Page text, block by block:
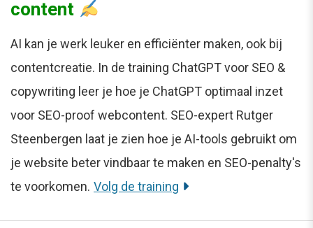
content
AI kan je werk leuker en efficiënter maken, ook bij
contentcreatie. In de training ChatGPT voor SEO &
copywriting leer je hoe je ChatGPT optimaal inzet
voor SEO-proof webcontent. SEO-expert Rutger
Steenbergen laat je zien hoe je AI-tools gebruikt om
je website beter vindbaar te maken en SEO-penalty's
te voorkomen. Volg de training